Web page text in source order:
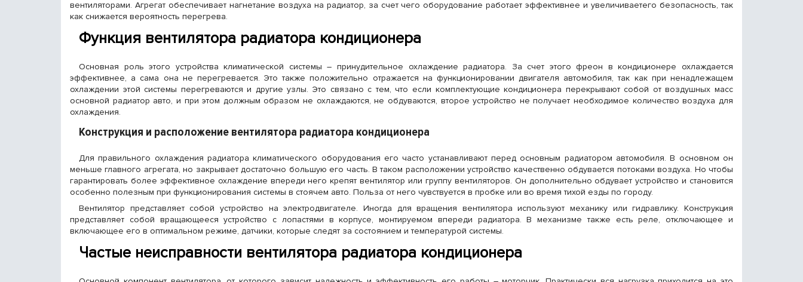
вентиляторами. Агрегат обеспечивает нагнетание воздуха на радиатор, за счет чего оборудование работает эффективнее и увеличиваетего безопасность, так
как снижается вероятность перегрева.
Функция вентилятора радиатора кондиционера
Основная роль этого устройства климатической системы – принудительное охлаждение радиатора. За счет этого фреон в кондиционере охлаждается
эффективнее, а сама она не перегревается. Это также положительно отражается на функционировании двигателя автомобиля, так как при ненадлежащем
охлаждении этой системы перегреваются и другие узлы. Это связано с тем, что если комплектующие кондиционера перекрывают собой от воздушных масс
основной радиатор авто, и при этом должным образом не охлаждаются, не обдуваются, второе устройство не получает необходимое количество воздуха для
охлаждения.
Конструкция и расположение вентилятора радиатора кондиционера
Для правильного охлаждения радиатора климатического оборудования его часто устанавливают перед основным радиатором автомобиля. В основном он
меньше главного агрегата, но закрывает достаточно большую его часть. В таком расположении устройство качественно обдувается потоками воздуха. Но чтобы
гарантировать более эффективное охлаждение впереди него крепят вентилятор или группу вентиляторов. Он дополнительно обдувает устройство и становится
особенно полезным при функционирования системы в стоячем авто. Польза от него чувствуется в пробке или во время тихой езды по городу.
Вентилятор представляет собой устройство на электродвигателе. Иногда для вращения вентилятора используют механику или гидравлику. Конструкция
представляет собой вращающееся устройство с лопастями в корпусе, монтируемом впереди радиатора. В механизме также есть реле, отключающее и
включающее его в оптимальном режиме, датчики, которые следят за состоянием и температурой системы.
Частые неисправности вентилятора радиатора кондиционера